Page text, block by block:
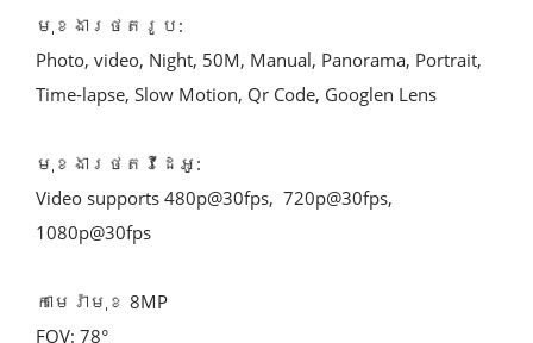
មុខងារថតរូប:
Photo, video, Night, 50M, Manual, Panorama, Portrait,
Time-lapse, Slow Motion, Qr Code, Googlen Lens
មុខងារថតវីដេអូ:
Video supports 480p@30fps,  720p@30fps,
1080p@30fps
កាមេរ៉ាមុខ 8MP
FOV: 78°